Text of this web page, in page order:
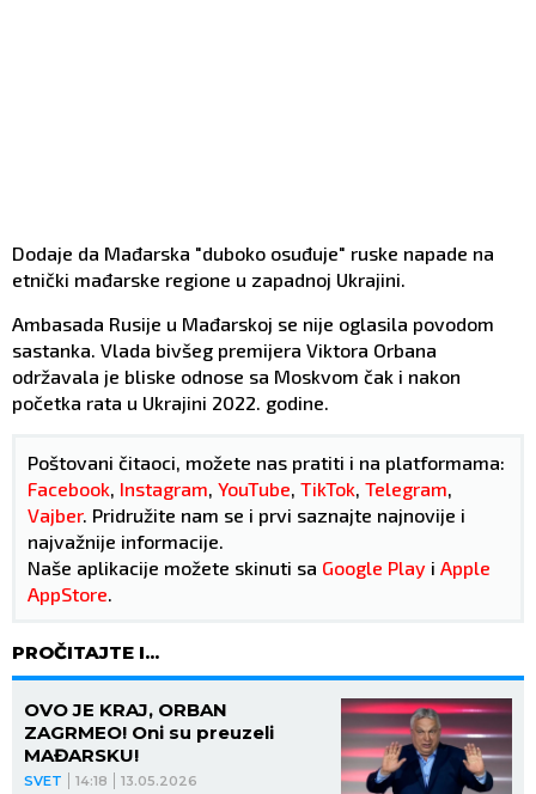
Dodaje da Mađarska "duboko osuđuje" ruske napade na
etnički mađarske regione u zapadnoj Ukrajini.
Ambasada Rusije u Mađarskoj se nije oglasila povodom
sastanka. Vlada bivšeg premijera Viktora Orbana
održavala je bliske odnose sa Moskvom čak i nakon
početka rata u Ukrajini 2022. godine.
Poštovani čitaoci, možete nas pratiti i na platformama:
Facebook Instagram YouTube TikTok Telegram
Vajber. Pridružite nam se i prvi saznajte najnovije i
najvažnije informacije.
Naše aplikacije možete skinuti sa Google Play i Apple
AppStore
PROČITAJTE I...
SVET 14:18 13.05.2026
OVO JE KRAJ, ORBAN
ZAGRMEO! Oni su preuzeli
MAĐARSKU!